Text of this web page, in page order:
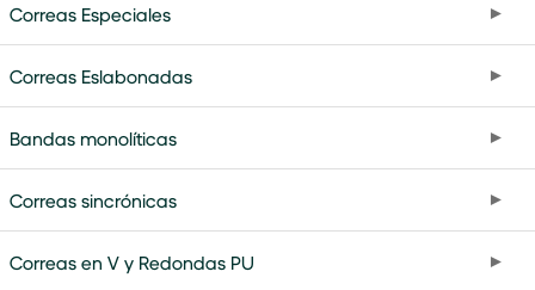
Belter
Argentina
Correas Especiales
Correas Eslabonadas
Bandas monolíticas
Correas sincrónicas
Correas en V y Redondas PU